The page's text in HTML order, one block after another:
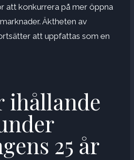
att konkurrera på mer öppna
Äktheten av
att uppfattas som en
ihållande
25 år